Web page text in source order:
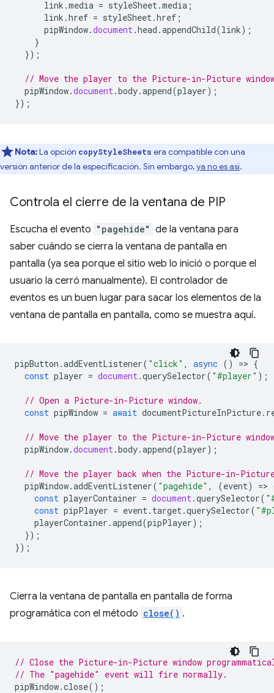
link .media = styleSheet .media ;
link .href = styleSheet .href ;
pipWindow.document .head .appendChild(link);
}
});
// Move the player to the Picture-in-Picture
pipWindow.document .body.append(player);
});
Nota:La opción copyStyleSheets era compatible con una
versión anterior de la especificación. Sin embargo,ya no es así.
Controla el cierre de la ventana de PIP
Escucha el evento "pagehide" de la ventana para
saber cuándo se cierra la ventana de pantalla en
pantalla (ya sea porque el sitio web lo inició o porque el
usuario la cerró manualmente). El controlador de
eventos es un buen lugar para sacar los elementos de la
ventana de pantalla en pantalla, como se muestra aquí.
pipButton .addEventListener( "click" , async () => {
const player = document .querySelector( "#player" );
// Open a Picture-in-Picture window.
const pipWindow = await documentPictureInPicture.
// Move the player to the Picture-in-Picture
pipWindow.document .body.append(player);
// Move the player back when the Picture-in-
pipWindow.addEventListener( "pagehide" , (event) =>
const playerContainer = document .querySelector(
const pipPlayer = event . target .querySelector(
playerContainer .append(pipPlayer);
});
});
Cierra la ventana de pantalla en pantalla de forma
programática con el método close() .
// Close the Picture-in-Picture window
// The "pagehide" event will fire normally.
pipWindow.close();